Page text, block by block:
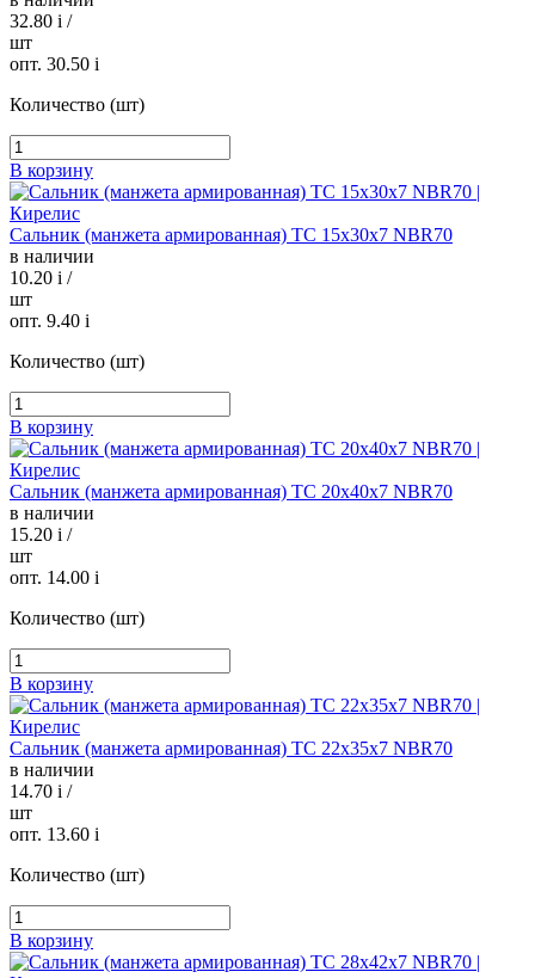
32.80 i /
шт
опт. 30.50 i
Количество (шт)
В корзину
Сальник (манжета армированная) TC 15х30х7 NBR70
в наличии
10.20 i /
шт
опт. 9.40 i
Количество (шт)
В корзину
Сальник (манжета армированная) TC 20х40х7 NBR70
в наличии
15.20 i /
шт
опт. 14.00 i
Количество (шт)
В корзину
Сальник (манжета армированная) TC 22х35х7 NBR70
в наличии
14.70 i /
шт
опт. 13.60 i
Количество (шт)
В корзину